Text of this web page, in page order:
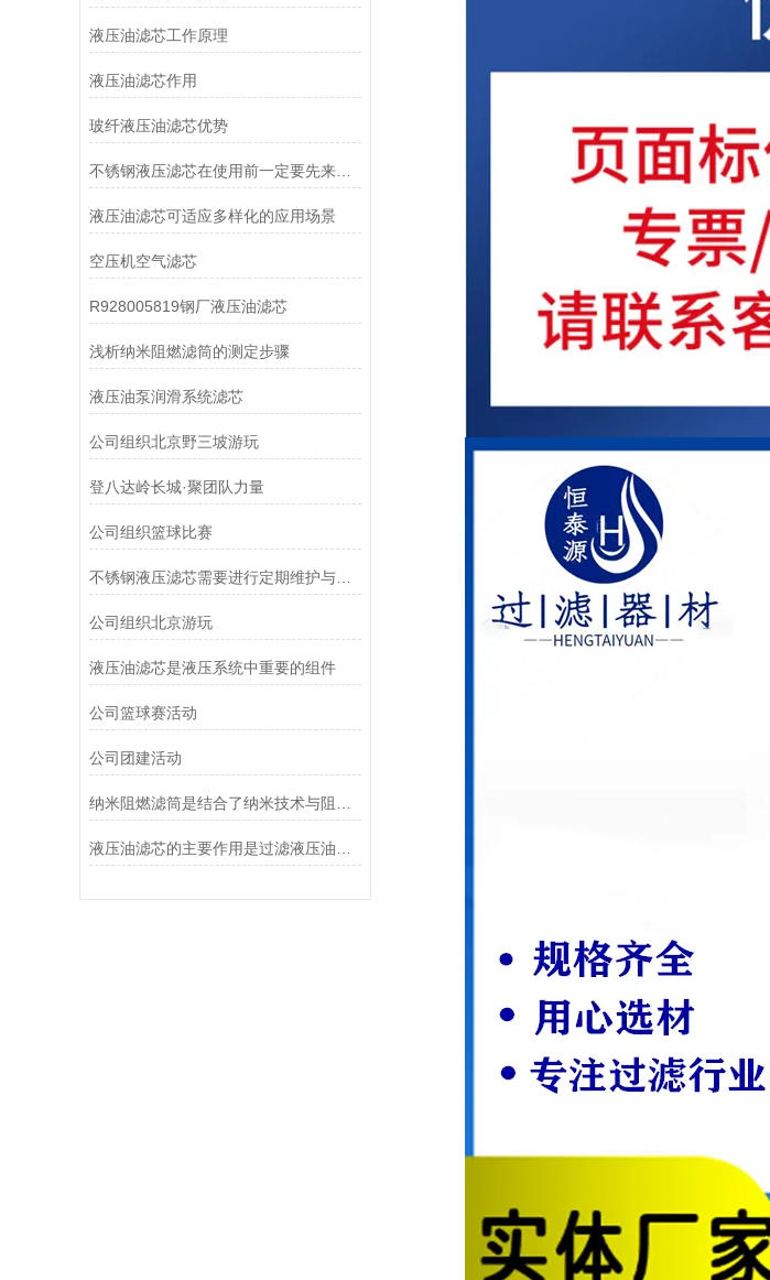
液压油滤芯工作原理
液压油滤芯作用
玻纤液压油滤芯优势
不锈钢液压滤芯在使用前一定要先来了解下这些
液压油滤芯可适应多样化的应用场景
空压机空气滤芯
R928005819钢厂液压油滤芯
浅析纳米阻燃滤筒的测定步骤
液压油泵润滑系统滤芯
公司组织北京野三坡游玩
登八达岭长城·聚团队力量
公司组织篮球比赛
不锈钢液压滤芯需要进行定期维护与清洁
公司组织北京游玩
液压油滤芯是液压系统中重要的组件
公司篮球赛活动
公司团建活动